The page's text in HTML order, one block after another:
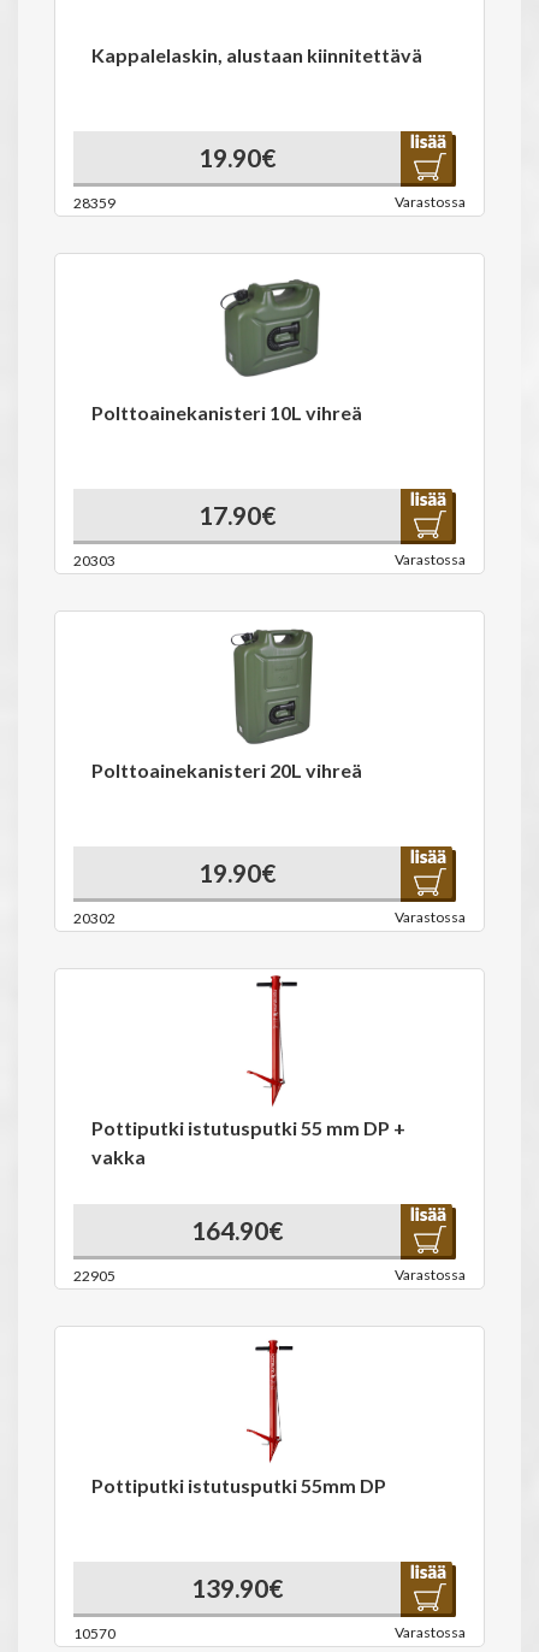
Kappalelaskin, alustaan kiinnitettävä
19.90€
28359 Varastossa
Polttoainekanisteri 10L vihreä
17.90€
20303 Varastossa
Polttoainekanisteri 20L vihreä
19.90€
20302 Varastossa
Pottiputki istutusputki 55 mm DP +
vakka
164.90€
22905 Varastossa
Pottiputki istutusputki 55mm DP
139.90€
10570 Varastossa